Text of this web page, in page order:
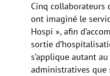
Cinq collaborateurs
ont imaginé le
Hospi », afin
sortie
s’applique autant
administratives